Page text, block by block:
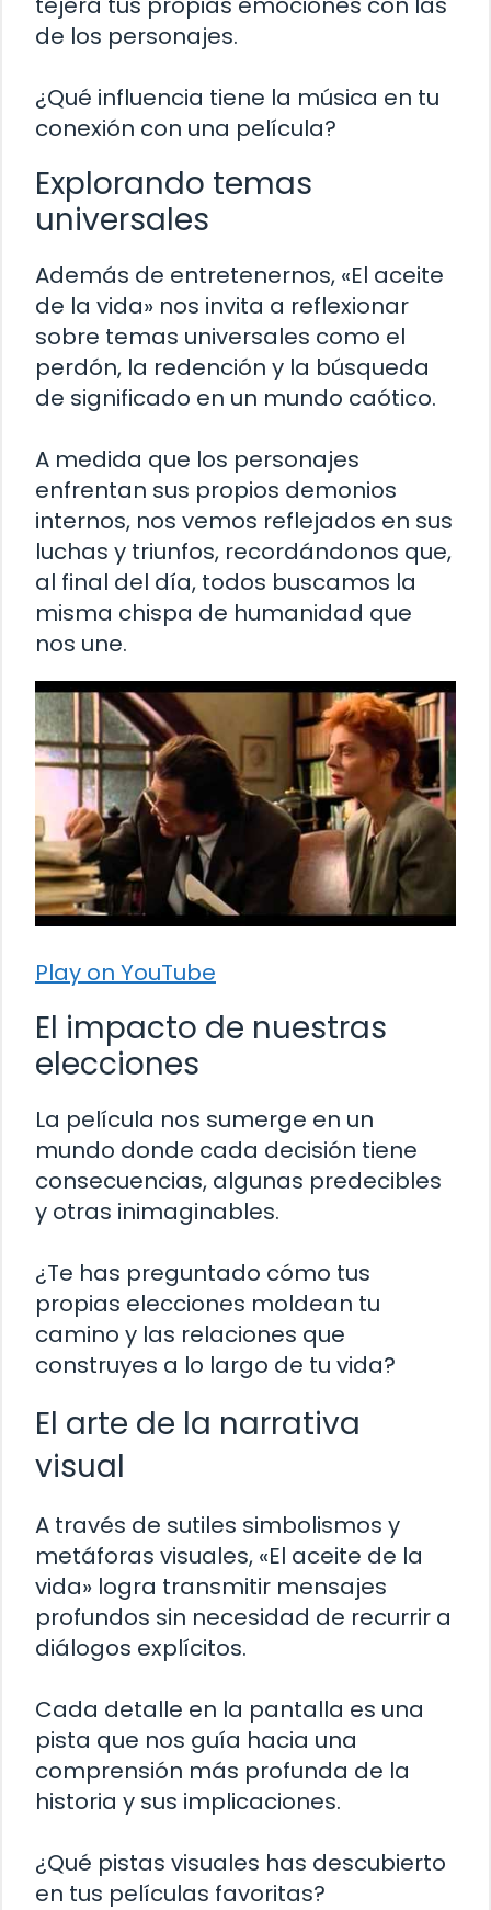
de los personajes.
¿Qué influencia tiene la música en tu
conexión con una película?
Explorando temas
universales
Además de entretenernos, «El aceite
de la vida» nos invita a reflexionar
sobre temas universales como el
perdón, la redención y la búsqueda
de significado en un mundo caótico.
A medida que los personajes
enfrentan sus propios demonios
internos, nos vemos reflejados en sus
luchas y triunfos, recordándonos que,
al final del día, todos buscamos la
misma chispa de humanidad que
nos une.
Play on YouTube
El impacto de nuestras
elecciones
La película nos sumerge en un
mundo donde cada decisión tiene
consecuencias, algunas predecibles
y otras inimaginables.
¿Te has preguntado cómo tus
propias elecciones moldean tu
camino y las relaciones que
construyes a lo largo de tu vida?
El arte de la narrativa
visual
A través de sutiles simbolismos y
metáforas visuales, «El aceite de la
vida» logra transmitir mensajes
profundos sin necesidad de recurrir a
diálogos explícitos.
Cada detalle en la pantalla es una
pista que nos guía hacia una
comprensión más profunda de la
historia y sus implicaciones.
¿Qué pistas visuales has descubierto
en tus películas favoritas?